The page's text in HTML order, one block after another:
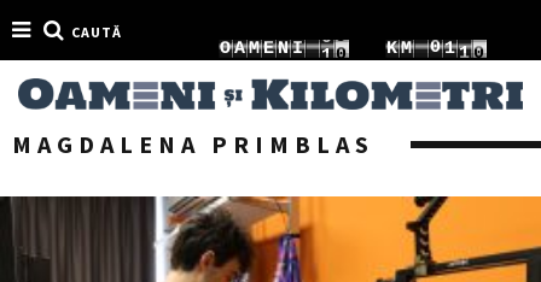
CAUTĂ
OAMENI
2
11
KM
0
12
12
34
3
MAGDALENA PRIMBLAS